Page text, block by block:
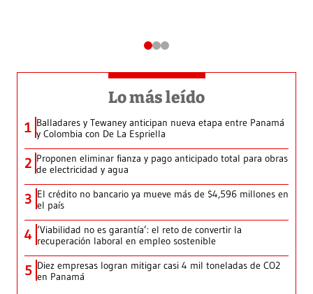
Lo más leído
1 Balladares y Tewaney anticipan nueva etapa entre Panamá
y Colombia con De La Espriella
2 Proponen eliminar fianza y pago anticipado total para obras
de electricidad y agua
3 El crédito no bancario ya mueve más de $4,596 millones en
el país
4 ‘Viabilidad no es garantía’: el reto de convertir la
recuperación laboral en empleo sostenible
5 Diez empresas logran mitigar casi 4 mil toneladas de CO2
en Panamá